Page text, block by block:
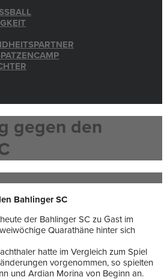
gegen den
der Bahlinger SC zu Gast im
Quarathäne hinter sich
hatte im Vergleich zum Spiel
vorgenommen, so spielten
und Ardian Morina von Beginn an.